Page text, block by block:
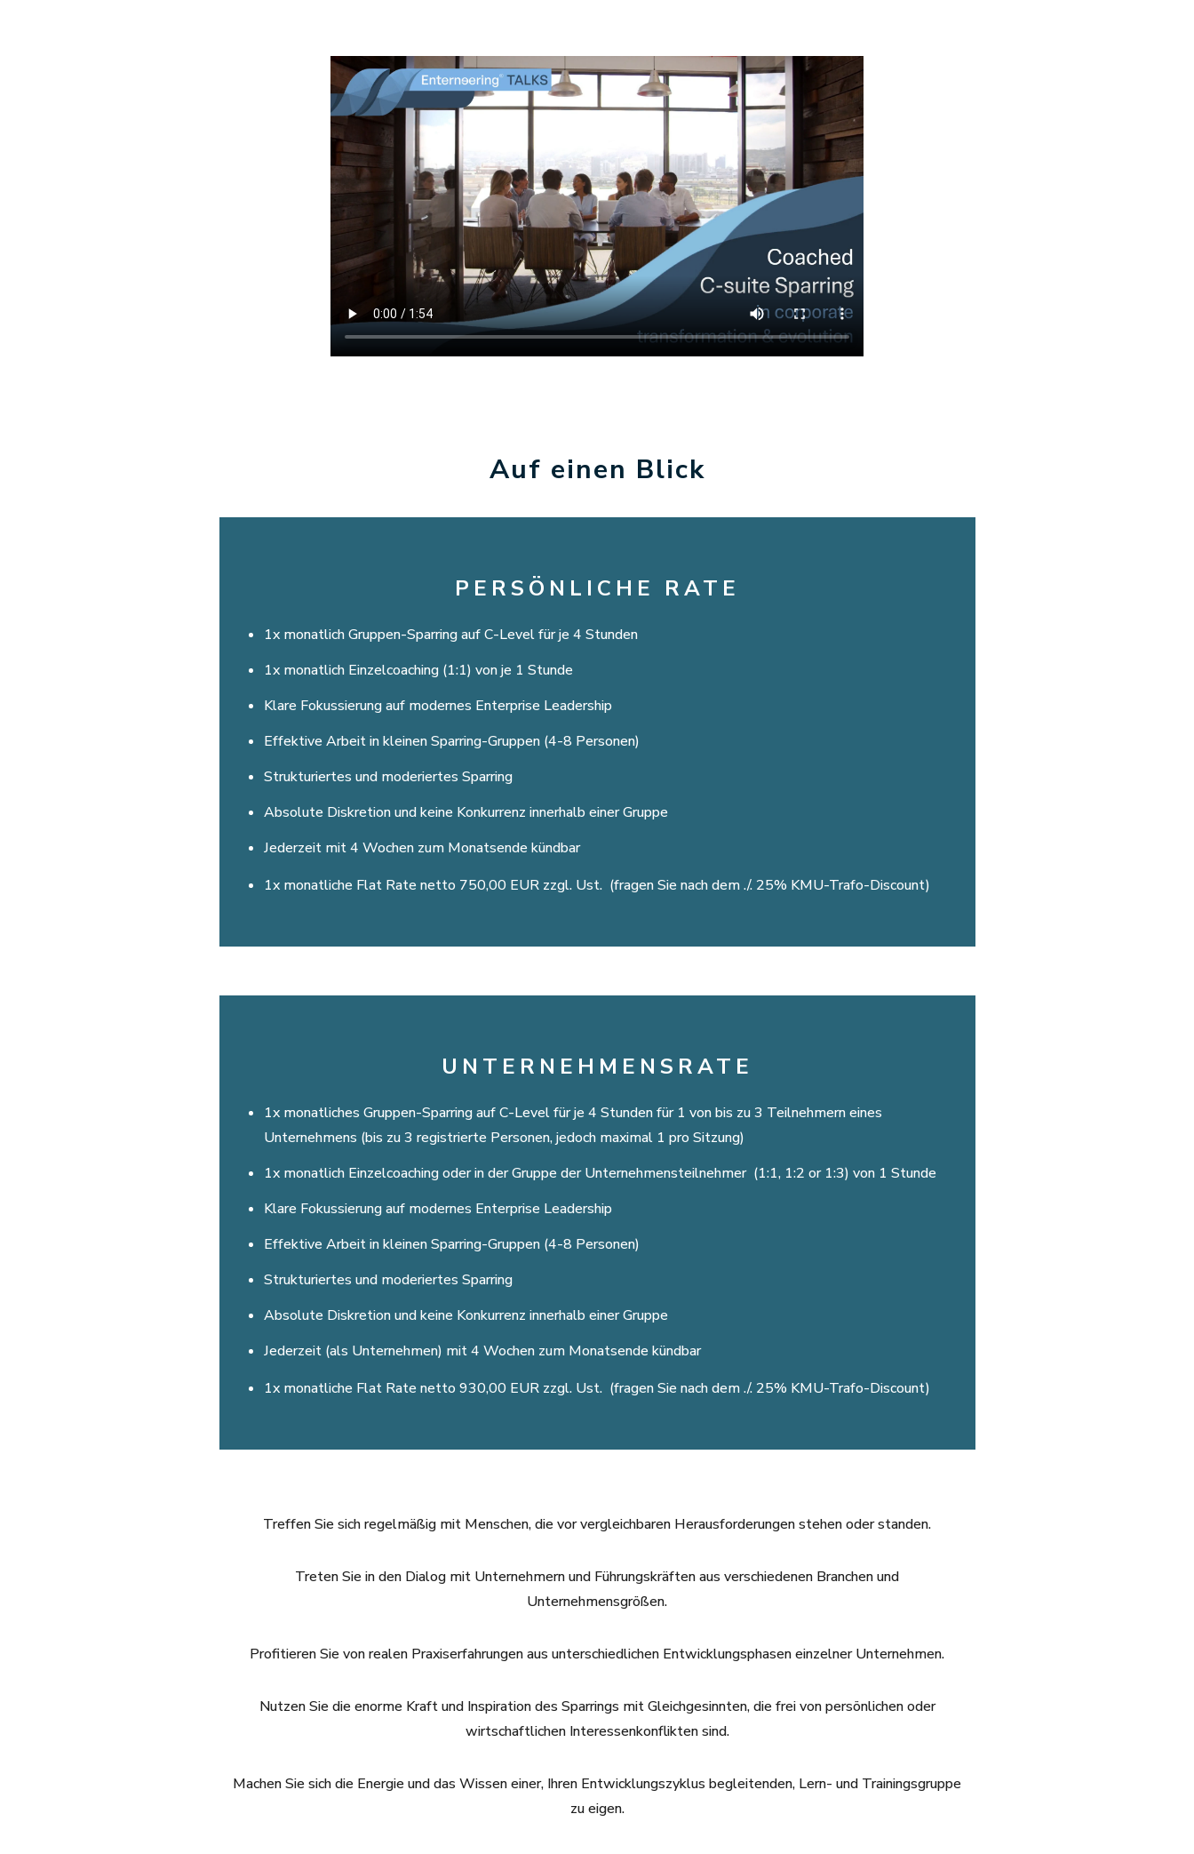
​Auf einen Blick
PERSÖNLICHE RATE
1x monatlich Gruppen-Sparring auf C-Level für je 4 Stunden
1x monatlich Einzelcoaching (1:1) von je 1 Stunde
Klare Fokussierung auf modernes Enterprise Leadership
Effektive Arbeit in kleinen Sparring-Gruppen (4-8 Personen)
Strukturiertes und moderiertes Sparring
Absolute Diskretion und keine Konkurrenz innerhalb einer Gruppe
Jederzeit mit 4 Wochen zum Monatsende kündbar
1x monatliche Flat Rate netto 750,00 EUR zzgl. Ust. (fragen Sie nach dem ./. 25% KMU-Trafo-Discount)
UNTERNEHMENSRATE
1x monatliches Gruppen-Sparring auf C-Level für je 4 Stunden für 1 von bis zu 3 Teilnehmern eines
Unternehmens (bis zu 3 registrierte Personen, jedoch maximal 1 pro Sitzung)
1x monatlich Einzelcoaching oder in der Gruppe der Unternehmensteilnehmer (1:1, 1:2 or 1:3) von 1 Stunde
Klare Fokussierung auf modernes Enterprise Leadership
Effektive Arbeit in kleinen Sparring-Gruppen (4-8 Personen)
Strukturiertes und moderiertes Sparring
Absolute Diskretion und keine Konkurrenz innerhalb einer Gruppe
Jederzeit (als Unternehmen) mit 4 Wochen zum Monatsende kündbar
1x monatliche Flat Rate netto 930,00 EUR zzgl. Ust. (fragen Sie nach dem ./. 25% KMU-Trafo-Discount)
Treffen Sie sich regelmäßig mit Menschen, die vor vergleichbaren Herausforderungen stehen oder standen.
Treten Sie in den Dialog mit Unternehmern und Führungskräften aus verschiedenen Branchen und
Unternehmensgrößen.
Profitieren Sie von realen Praxiserfahrungen aus unterschiedlichen Entwicklungsphasen einzelner Unternehmen.
Nutzen Sie die enorme Kraft und Inspiration des Sparrings mit Gleichgesinnten, die frei von persönlichen oder
wirtschaftlichen Interessenkonflikten sind.
Machen Sie sich die Energie und das Wissen einer, Ihren Entwicklungszyklus begleitenden, Lern- und Trainingsgruppe
zu eigen.